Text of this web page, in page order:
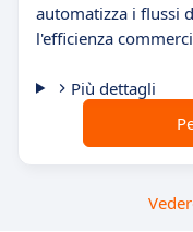
automatizza i flussi
l'efficienza
Più dettagli